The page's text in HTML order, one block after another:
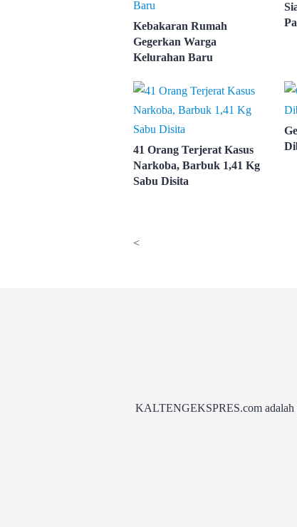
Kebakaran Rumah
Gegerkan Warga
Kelurahan Baru
41 Orang Terjerat Kasus
Narkoba, Barbuk 1,41 Kg
Sabu Disita
<
KALTENGEKSPRES.com adalah